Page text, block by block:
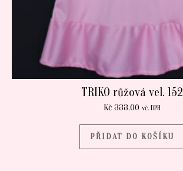
TRIKO růžová vel. 152
Kč333.00 vč. DPH
PŘIDAT DO KOŠÍKU